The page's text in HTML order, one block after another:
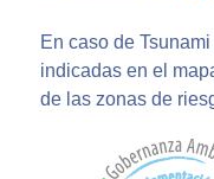
En caso de
indicadas en el
de las zonas de